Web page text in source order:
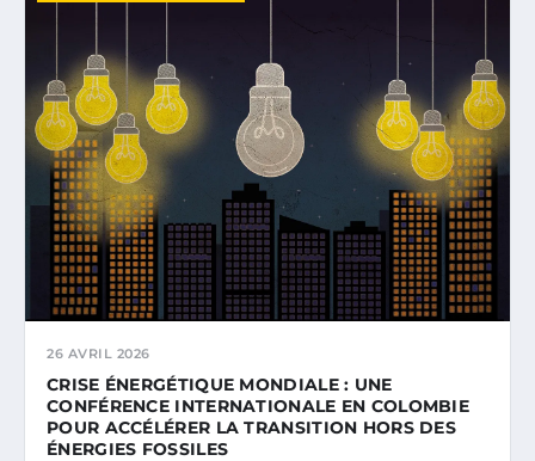
26 AVRIL 2026
CRISE ÉNERGÉTIQUE MONDIALE : UNE
CONFÉRENCE INTERNATIONALE EN COLOMBIE
POUR ACCÉLÉRER LA TRANSITION HORS DES
ÉNERGIES FOSSILES